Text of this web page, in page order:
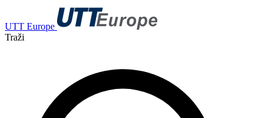
UTT Europe
Traži